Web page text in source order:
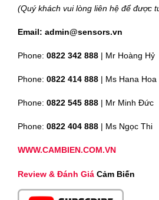
(Quý khách vui lòng liên hệ để được
Email: admin@sensors.vn
Phone: 0822 342 888 | Mr Hoàng Hỷ
Phone: 0822 414 888 | Ms Hana Hoa
Phone: 0822 545 888 | Mr Minh Đức
Phone: 0822 404 888 | Ms Ngọc Thi
WWW.CAMBIEN.COM.VN
Review & Đánh Giá Cảm Biến